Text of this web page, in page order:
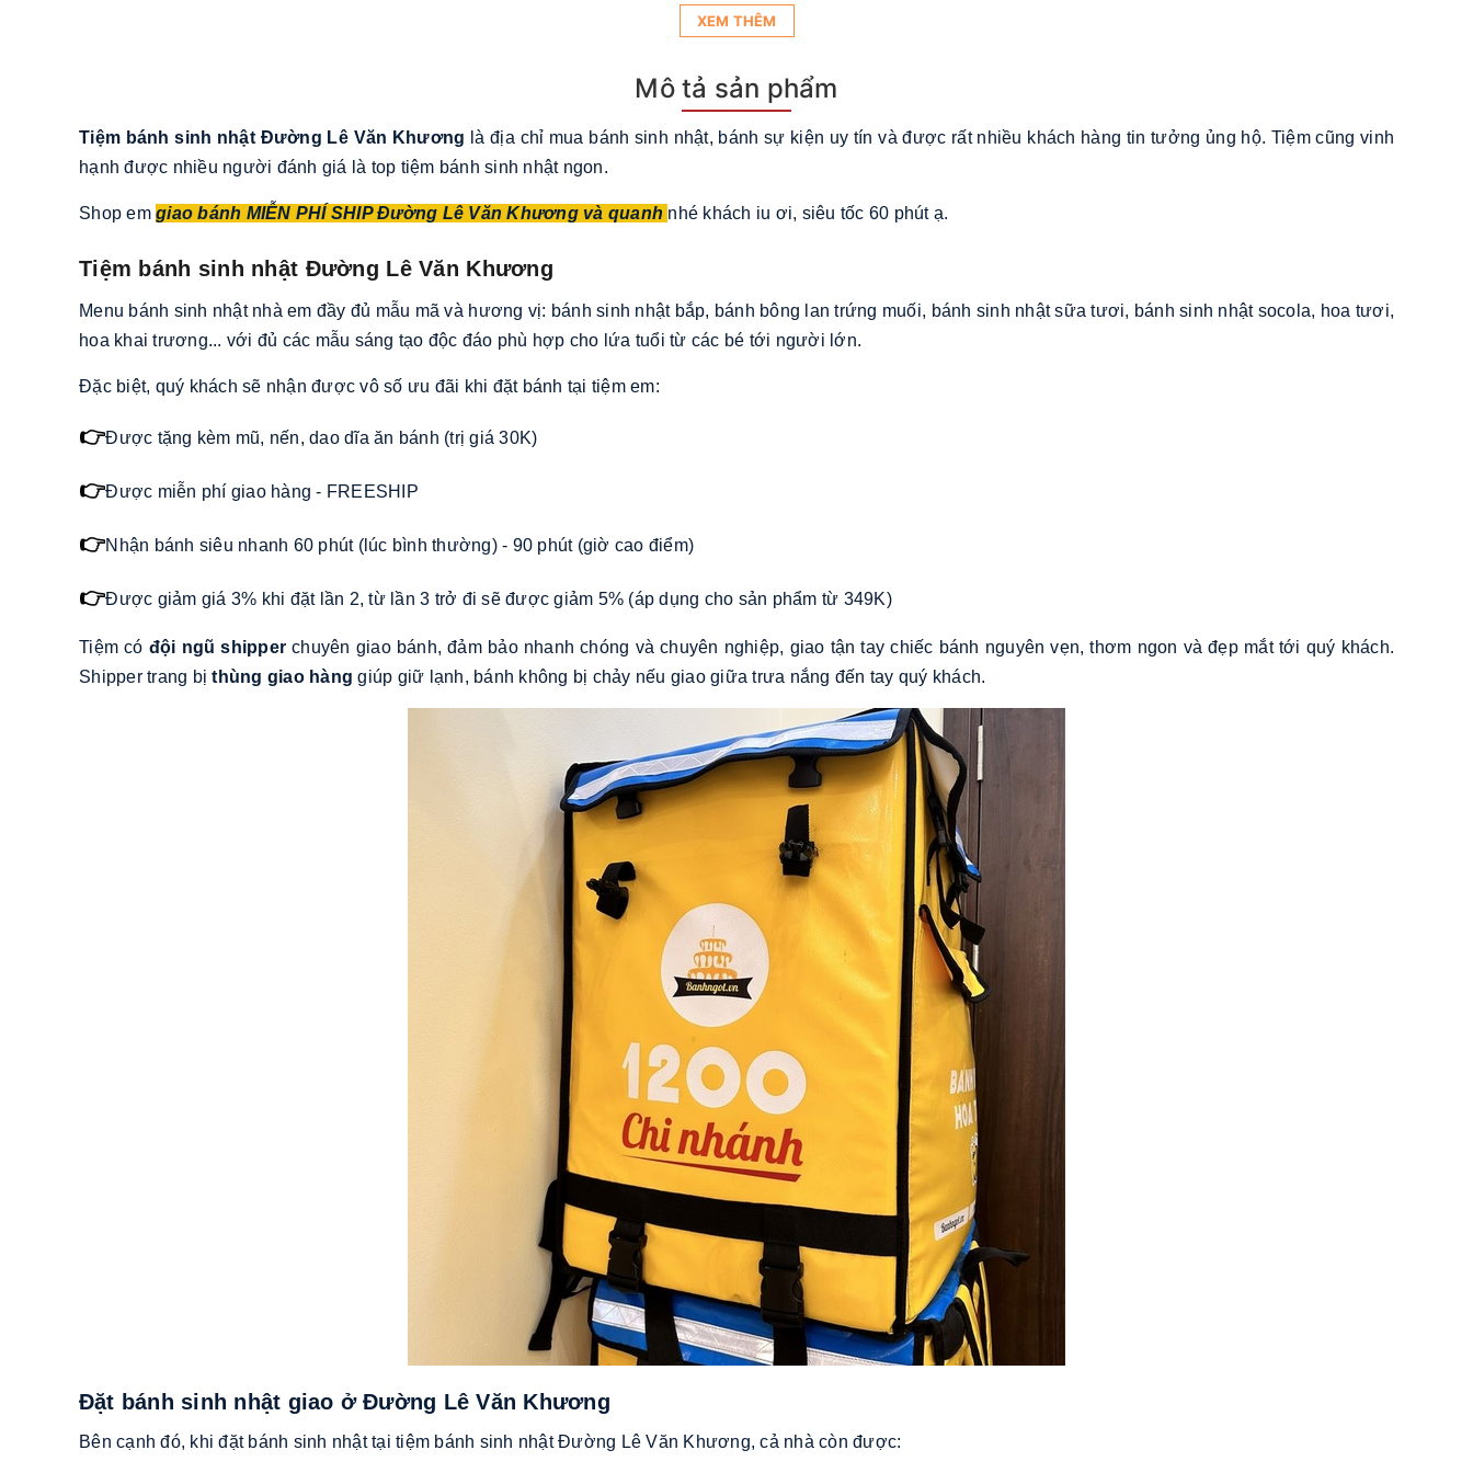
XEM THÊM
Mô tả sản phẩm
Tiệm bánh sinh nhật Đường Lê Văn Khương là địa chỉ mua bánh sinh nhật, bánh sự kiện uy tín và được rất nhiều khách hàng tin tưởng ủng hộ. Tiệm cũng vinh
hạnh được nhiều người đánh giá là top tiệm bánh sinh nhật ngon.
Shop em giao bánh MIỄN PHÍ SHIP Đường Lê Văn Khương và quanh nhé khách iu ơi, siêu tốc 60 phút ạ.
Tiệm bánh sinh nhật Đường Lê Văn Khương
Menu bánh sinh nhật nhà em đầy đủ mẫu mã và hương vị: bánh sinh nhật bắp, bánh bông lan trứng muối, bánh sinh nhật sữa tươi, bánh sinh nhật socola, hoa tươi,
hoa khai trương... với đủ các mẫu sáng tạo độc đáo phù hợp cho lứa tuổi từ các bé tới người lớn.
Đặc biệt, quý khách sẽ nhận được vô số ưu đãi khi đặt bánh tại tiệm em:
👉Được tặng kèm mũ, nến, dao dĩa ăn bánh (trị giá 30K)
👉Được miễn phí giao hàng - FREESHIP
👉Nhận bánh siêu nhanh 60 phút (lúc bình thường) - 90 phút (giờ cao điểm)
👉Được giảm giá 3% khi đặt lần 2, từ lần 3 trở đi sẽ được giảm 5% (áp dụng cho sản phẩm từ 349K)
Tiệm có đội ngũ shipper chuyên giao bánh, đảm bảo nhanh chóng và chuyên nghiệp, giao tận tay chiếc bánh nguyên vẹn, thơm ngon và đẹp mắt tới quý khách.
Shipper trang bịthùng giao hàng giúp giữ lạnh, bánh không bị chảy nếu giao giữa trưa nắng đến tay quý khách.
Đặt bánh sinh nhật giao ở Đường Lê Văn Khương
Bên cạnh đó, khi đặt bánh sinh nhật tại tiệm bánh sinh nhật Đường Lê Văn Khương, cả nhà còn được: